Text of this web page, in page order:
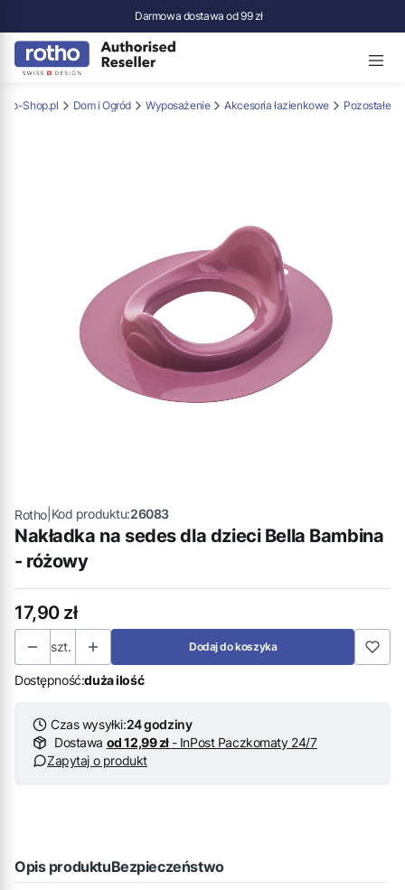
Darmowa dostawa od 99 zł
Shop.pl Dom i Ogród Wyposażenie Akcesoria łazienkowe Pozostałe
Rotho| Kod produktu:26083
Nakładka na sedes dla dzieci Bella Bambina
- różowy
Cena
17,90 zł
szt. Dodaj do koszyka
Dostępność:duża ilość
Czas wysyłki:24 godziny
Dostawa od 12,99 zł - InPost Paczkomaty 24/7
Zapytaj o produkt
Opis produktuBezpieczeństwo